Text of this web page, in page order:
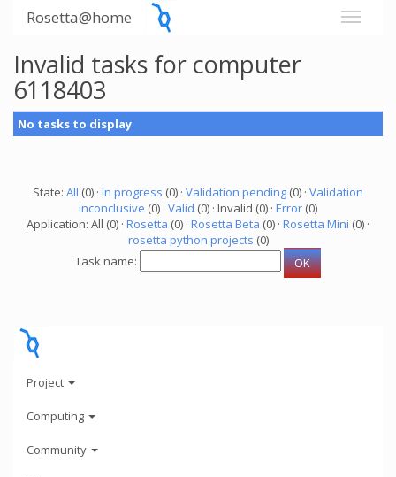
Rosetta@home
Invalid tasks for computer
6118403
No tasks to display
State: All (0) · In progress (0) · Validation pending (0) · Validation
inconclusive (0) · Valid (0) · Invalid (0) · Error (0)
Application: All (0) · Rosetta (0) · Rosetta Beta (0) · Rosetta Mini (0) ·
rosetta python projects (0)
Task name:
Project
Computing
Community